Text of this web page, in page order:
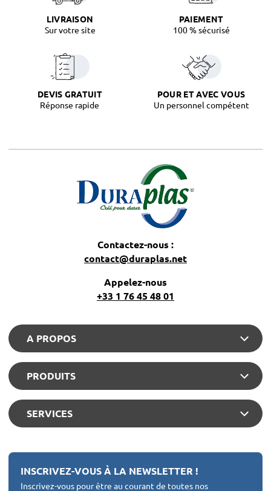
LIVRAISON
Sur votre site
PAIEMENT
100 % sécurisé
DEVIS GRATUIT
Réponse rapide
POUR ET AVEC VOUS
Un personnel compétent
Contactez-nous :
contact@duraplas.net
Appelez-nous
+33 1 76 45 48 01
A PROPOS
PRODUITS
SERVICES
INSCRIVEZ-VOUS À LA NEWSLETTER !
Inscrivez-vous pour être au courant de toutes nos